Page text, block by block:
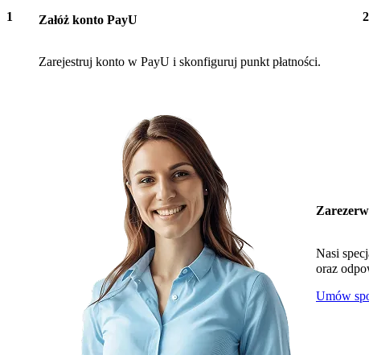
1 Załóż konto PayU
Zarejestruj konto w PayU i skonfiguruj punkt płatności.
2
Nasi
oraz
Umów